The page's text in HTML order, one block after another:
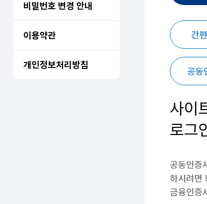
비밀번호 변경 안내
이용약관
개인정보처리방침
간
공동
사이
로그
공동인증
하시려면
금융인증